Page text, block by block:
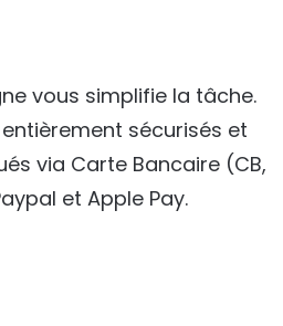
vous simplifie la tâche.
sécurisés et
via Carte Bancaire (CB,
et Apple Pay.